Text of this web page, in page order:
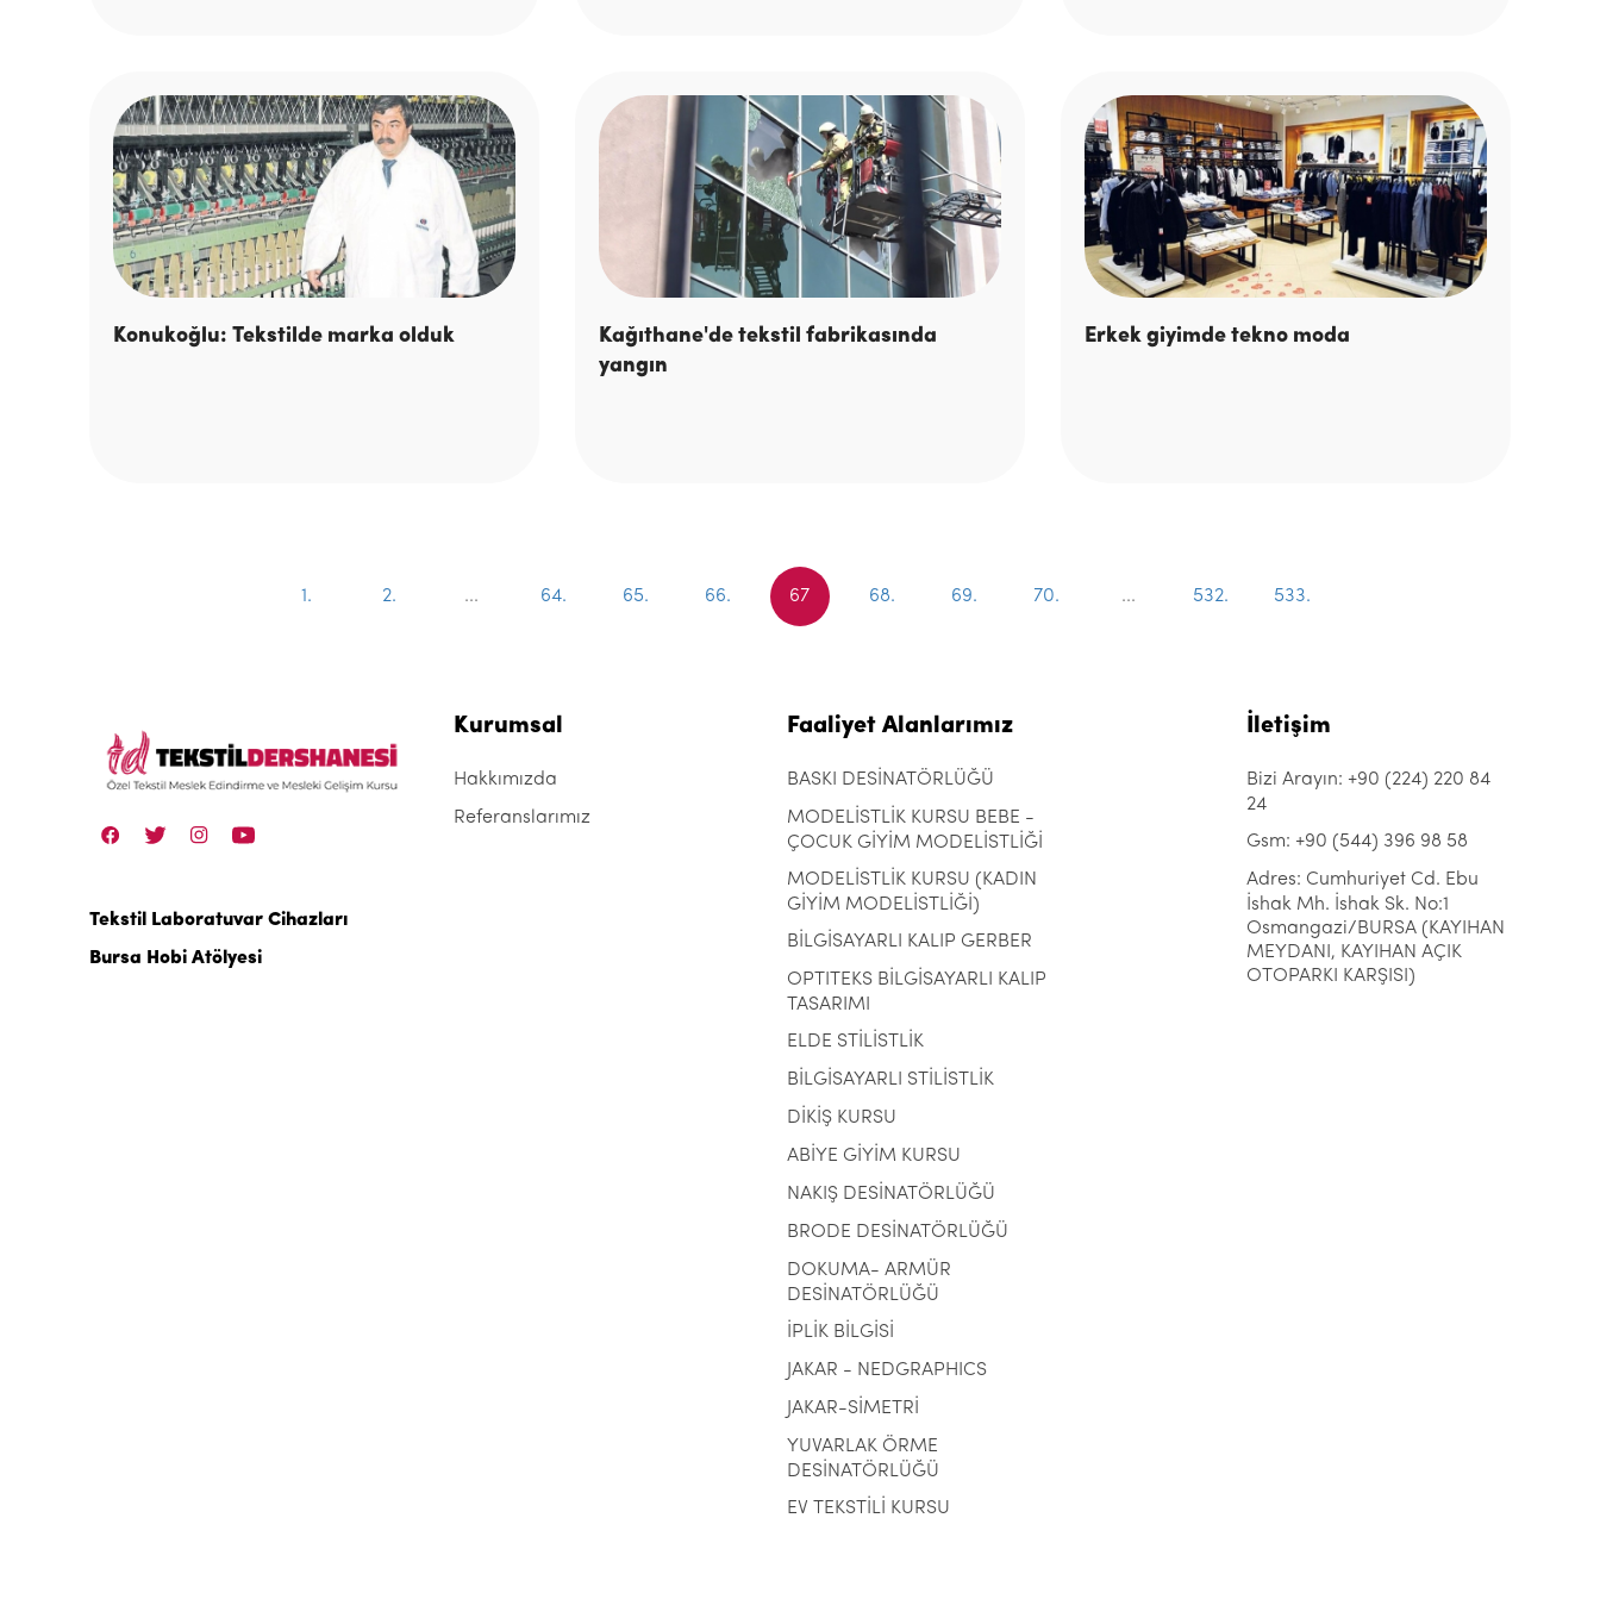
Konukoğlu: Tekstilde marka olduk
Kağıthane'de tekstil fabrikasında
yangın
Erkek giyimde tekno moda
1. 2. ... 64. 65. 66. 67 68. 69. 70. ... 532. 533.
Tekstil Laboratuvar Cihazları
Bursa Hobi Atölyesi
Kurumsal
Hakkımızda
Referanslarımız
Faaliyet Alanlarımız
BASKI DESİNATÖRLÜĞÜ
MODELİSTLİK KURSU BEBE -
ÇOCUK GİYİM MODELİSTLİĞİ
MODELİSTLİK KURSU (KADIN
GİYİM MODELİSTLİĞİ)
BİLGİSAYARLI KALIP GERBER
OPTITEKS BİLGİSAYARLI KALIP
TASARIMI
ELDE STİLİSTLİK
BİLGİSAYARLI STİLİSTLİK
DİKİŞ KURSU
ABİYE GİYİM KURSU
NAKIŞ DESİNATÖRLÜĞÜ
BRODE DESİNATÖRLÜĞÜ
DOKUMA- ARMÜR
DESİNATÖRLÜĞÜ
İPLİK BİLGİSİ
JAKAR - NEDGRAPHICS
JAKAR-SİMETRİ
YUVARLAK ÖRME
DESİNATÖRLÜĞÜ
EV TEKSTİLİ KURSU
İletişim
Bizi Arayın: +90 (224) 220 84
24
Gsm: +90 (544) 396 98 58
Adres: Cumhuriyet Cd. Ebu
İshak Mh. İshak Sk. No:1
Osmangazi/BURSA (KAYIHAN
MEYDANI, KAYIHAN AÇIK
OTOPARKI KARŞISI)